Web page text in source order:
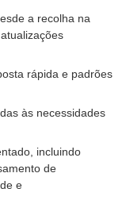
a recolha na
rápida e padrões
às necessidades
incluindo
de
e